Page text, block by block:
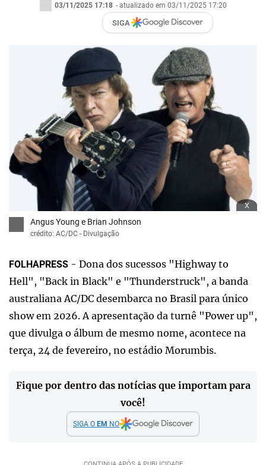
03/11/2025 17:18 - atualizado em 03/11/2025 17:20
SIGA
x
Angus Young e Brian Johnson
crédito: AC/DC - Divulgação
FOLHAPRESS - Dona dos sucessos "Highway to
Hell", "Back in Black" e "Thunderstruck", a banda
australiana AC/DC desembarca no Brasil para único
show em 2026. A apresentação da turnê "Power up",
que divulga o álbum de mesmo nome, acontece na
terça, 24 de fevereiro, no estádio Morumbis.
Fique por dentro das notícias que importam para
você!
SIGA O EM NO